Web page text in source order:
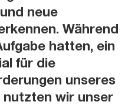
neue
Während
hatten, ein
für die
unseres
nutzten wir unser